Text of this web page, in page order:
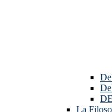
La